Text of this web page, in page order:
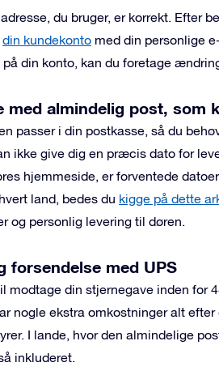
du bruger, er korrekt. Efter
din kundekonto med din personlige
din konto, kan du foretage
med almindelig post, som
passer i din postkasse, så du
ikke give dig en præcis dato for
hjemmeside, er forventede
land, bedes du kigge på dette
og personlig levering til døren.
forsendelse med UPS
modtage din stjernegave inden for
nogle ekstra omkostninger alt
I lande, hvor den almindelige
inkluderet.